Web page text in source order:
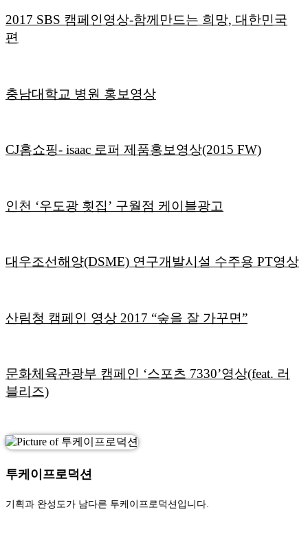
2017 SBS 캠페인영상-함께만드는 희망, 대한민국
편
충남대학교 병원 홍보영상
CJ홈쇼핑- isaac 로퍼 제품홍보영상(2015 FW)
인천 ‘우도광 횟집’ 구월점 케이블광고
대우조선해양(DSME) 연구개발시설 수주용 PT영상
산림청 캠페인 영상 2017 “숲을 잘 가꾸면”
문화체육관광부 캠페인 ‘스포츠 7330’영상(feat. 러
블리즈)
투케이프로덕션
기획과 완성도가 남다른 투케이프로덕션입니다.